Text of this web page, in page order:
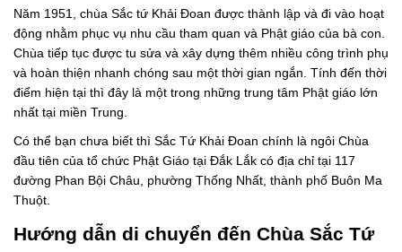
Năm 1951, chùa Sắc tứ Khải Đoan được thành lập và đi vào hoạt
động nhằm phục vụ nhu cầu tham quan và Phật giáo của bà con.
Chùa tiếp tục được tu sửa và xây dựng thêm nhiều công trình phụ
và hoàn thiện nhanh chóng sau một thời gian ngắn. Tính đến thời
điểm hiện tại thì đây là một trong những trung tâm Phật giáo lớn
nhất tại miền Trung.
Có thể bạn chưa biết thì Sắc Tứ Khải Đoan chính là ngôi Chùa
đầu tiên của tổ chức Phật Giáo tại Đắk Lắk có địa chỉ tại 117
đường Phan Bội Châu, phường Thống Nhất, thành phố Buôn Ma
Thuột.
Hướng dẫn di chuyển đến Chùa Sắc Tứ